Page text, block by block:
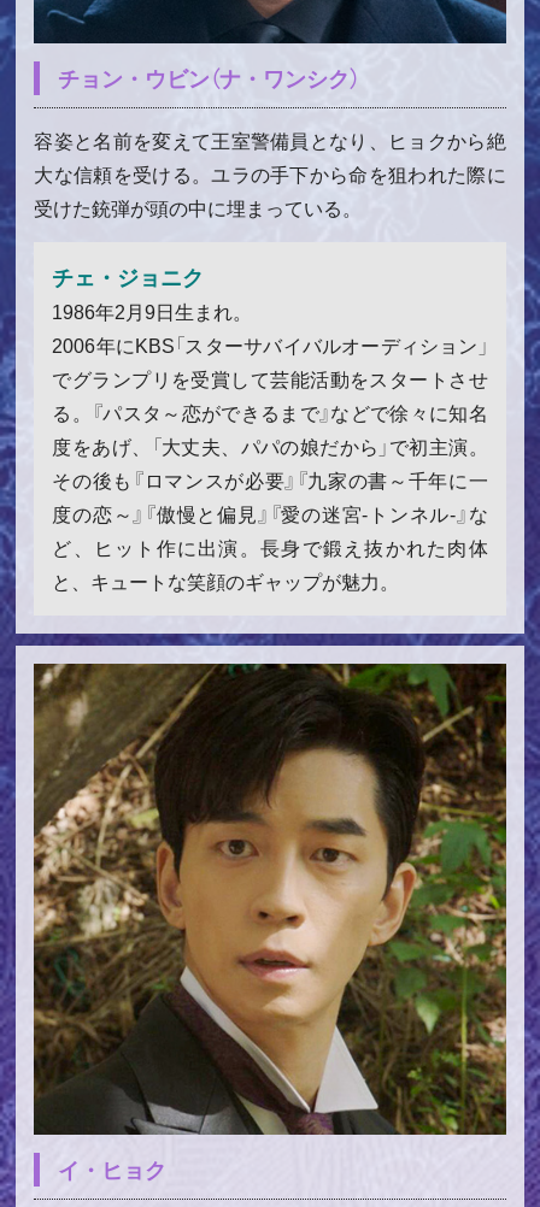
チョン・ウビン（ナ・ワンシク）
容姿と名前を変えて王室警備員となり、ヒョクから絶
大な信頼を受ける。ユラの手下から命を狙われた際に
受けた銃弾が頭の中に埋まっている。
チェ・ジョニク
1986年2月9日生まれ。
2006年にKBS「スターサバイバルオーディション」
でグランプリを受賞して芸能活動をスタートさせ
る。『パスタ～恋ができるまで』などで徐々に知名
度をあげ、「大丈夫、パパの娘だから」で初主演。
その後も『ロマンスが必要』『九家の書～千年に一
度の恋～』『傲慢と偏見』『愛の迷宮-トンネル-』な
ど、ヒット作に出演。長身で鍛え抜かれた肉体
と、キュートな笑顔のギャップが魅力。
イ・ヒョク